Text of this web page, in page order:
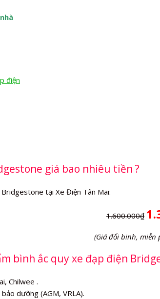
điện
giá bao nhiêu tiền ?
tại Xe Điện Tân Mai:
1.600.000₫
(Giá đổi binh, miễn
bình ắc quy xe đạp điện
Chilwee .
dưỡng (AGM, VRLA).